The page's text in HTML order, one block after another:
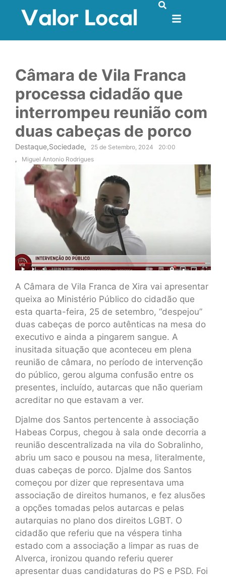
Câmara de Vila Franca
processa cidadão que
interrompeu reunião com
duas cabeças de porco
Destaque,Sociedade, 25 de Setembro, 2024
20:00
,
Miguel Antonio Rodrigues
A Câmara de Vila Franca de Xira vai apresentar
queixa ao Ministério Público do cidadão que
esta quarta-feira, 25 de setembro, “despejou”
duas cabeças de porco autênticas na mesa do
executivo e ainda a pingarem sangue. A
inusitada situação que aconteceu em plena
reunião de câmara, no período de intervenção
do público, gerou alguma confusão entre os
presentes, incluído, autarcas que não queriam
acreditar no que estavam a ver.
Djalme dos Santos pertencente à associação
Habeas Corpus, chegou à sala onde decorria a
reunião descentralizada na vila do Sobralinho,
abriu um saco e pousou na mesa, literalmente,
duas cabeças de porco. Djalme dos Santos
começou por dizer que representava uma
associação de direitos humanos, e fez alusões
a opções tomadas pelos autarcas e pelas
autarquias no plano dos direitos LGBT. O
cidadão que referiu que na véspera tinha
estado com a associação a limpar as ruas de
Alverca, ironizou quando referiu querer
apresentar duas candidaturas do PS e PSD. Foi